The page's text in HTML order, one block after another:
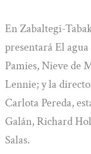
En Zabaltegi-
presentará El
Pamies, Nieve de
Lennie; y la
Carlota Pereda,
Galán, Richard
Salas.